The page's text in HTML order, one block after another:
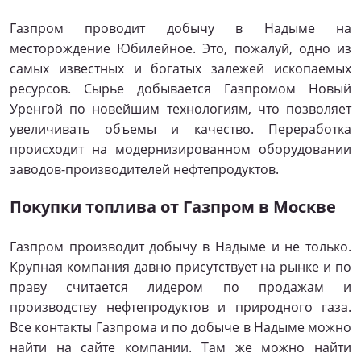
Газпром проводит добычу в Надыме на
месторождение Юбилейное. Это, пожалуй, одно из
самых известных и богатых залежей ископаемых
ресурсов. Сырье добывается Газпромом Новый
Уренгой по новейшим технологиям, что позволяет
увеличивать объемы и качество. Переработка
происходит на модернизированном оборудовании
заводов-производителей нефтепродуктов.
Покупки топлива от Газпром в Москве
Газпром производит добычу в Надыме и не только.
Крупная компания давно присутствует на рынке и по
праву считается лидером по продажам и
производству нефтепродуктов и природного газа.
Все контакты Газпрома и по добыче в Надыме можно
найти на сайте компании. Там же можно найти